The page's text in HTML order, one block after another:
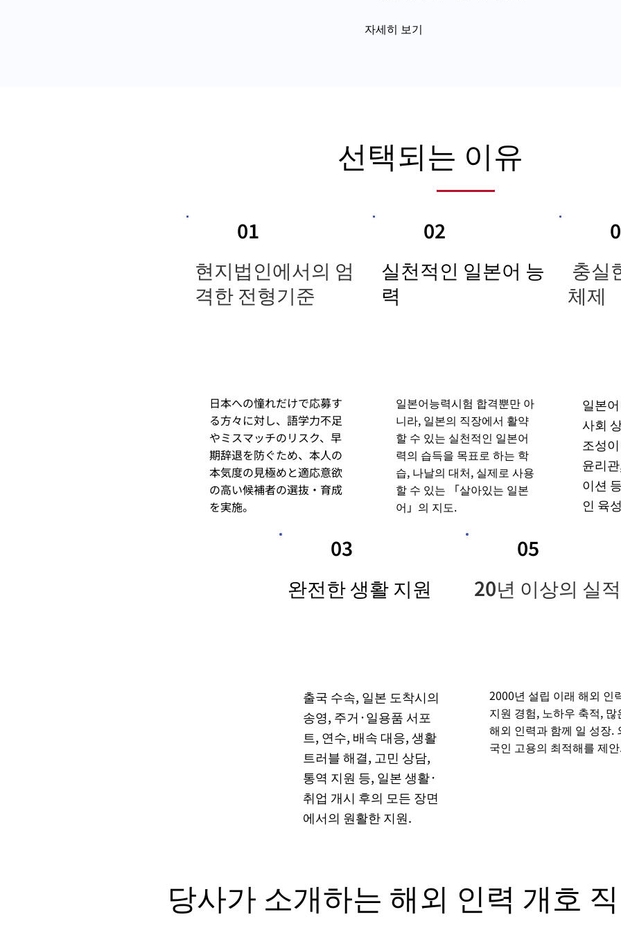
자세히 보기
선택되는 이유
01
현지법인에서의 엄
격한 전형기준
日本への憧れだけで応募す
る方々に対し、語学力不足
やミスマッチのリスク、早
期辞退を防ぐため、本人の
本気度の見極めと適応意欲
の高い候補者の選抜・育成
を実施。
02
실천적인 일본어 능
력
일본어능력시험 합격뿐만 아
니라, 일본의 직장에서 활약
할 수 있는 실천적인 일본어
력의 습득을 목표로 하는 학
습, 나날의 대처, 실제로 사용
할 수 있는 「살아있는 일본
어」의 지도.
충실
체제
일본
사회
조성
윤리
이션
인 육
03
완전한 생활 지원
출국 수속, 일본 도착시의
송영, 주거·일용품 서포
트, 연수, 배속 대응, 생활
트러블 해결, 고민 상담,
통역 지원 등, 일본 생활·
취업 개시 후의 모든 장면
에서의 원활한 지원.
05
20년 이상의 실적
2000년 설립 이래 해외 인
지원 경험, 노하우 축적, 많
해외 인력과 함께 일 성장.
국인 고용의 최적해를 제
당사가 소개하는 해외 인력 개호